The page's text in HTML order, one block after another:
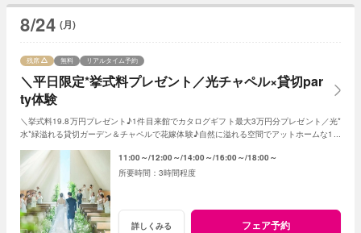
8/24 (月)
＼平日限定*挙式料プレゼント／光チャペル×貸切par
ty体験
残席 無料 リアルタイム予約
＼挙式料19.8万円プレゼント♪1件目来館でカタログギフト最大3万円分プレゼント／光*
水*緑溢れる貸切ガーデン＆チャペルで花嫁体験♪自然に溢れる空間でアットホームな1日
11:00～ 12:00～ 14:00～ 16:00～ 18:00～
3時間程度
詳しくみる フェア予約